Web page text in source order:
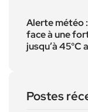
Alerte météo
face à une
jusqu’à 45°C
Postes